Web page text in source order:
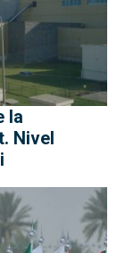
la
Nivel